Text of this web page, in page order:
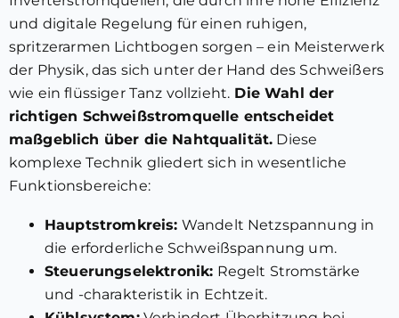
und digitale Regelung für einen ruhigen,
spritzerarmen Lichtbogen sorgen – ein Meisterwerk
der Physik, das sich unter der Hand des Schweißers
wie ein flüssiger Tanz vollzieht. Die Wahl der
richtigen Schweißstromquelle entscheidet
maßgeblich über die Nahtqualität. Diese
komplexe Technik gliedert sich in wesentliche
Funktionsbereiche:
Hauptstromkreis: Wandelt Netzspannung in
die erforderliche Schweißspannung um.
Steuerungselektronik: Regelt Stromstärke
und -charakteristik in Echtzeit.